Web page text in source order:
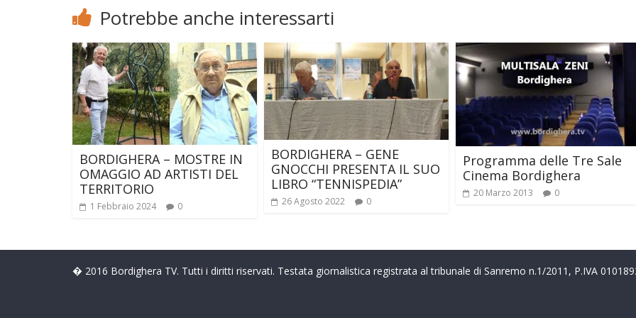
Potrebbe anche interessarti
BORDIGHERA – MOSTRE IN
OMAGGIO AD ARTISTI DEL
TERRITORIO
1 Febbraio 2024 0
BORDIGHERA – GENE
GNOCCHI PRESENTA IL SUO
LIBRO “TENNISPEDIA”
26 Agosto 2022 0
Programma delle Tre Sale
Cinema Bordighera
20 Marzo 2013 0
� 2016 Bordighera TV. Tutti i diritti riservati. Testata giornalistica registrata al tribunale di Sanremo n.1/2011, P.IVA